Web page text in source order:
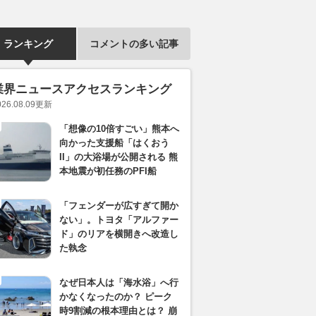
ランキング コメントの多い記事
界ニュースアクセスランキング
更新
「想像の10倍すごい」熊本へ
向かった支援船「はくおう
II」の大浴場が公開される 熊
本地震が初任務のPFI船
「フェンダーが広すぎて開か
ない」。トヨタ「アルファー
ド」のリアを横開きへ改造し
た執念
なぜ日本人は「海水浴」へ行
かなくなったのか？ ピーク
時9割減の根本理由とは？ 崩